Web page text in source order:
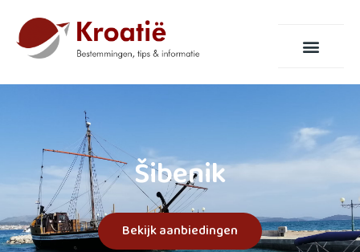
Šibenik
Bekijk aanbiedingen